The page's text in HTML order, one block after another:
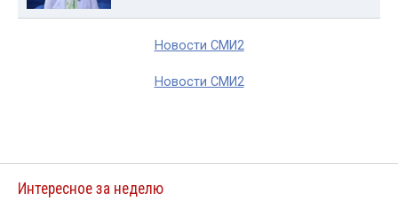
Новости СМИ2
Новости СМИ2
Интересное за неделю